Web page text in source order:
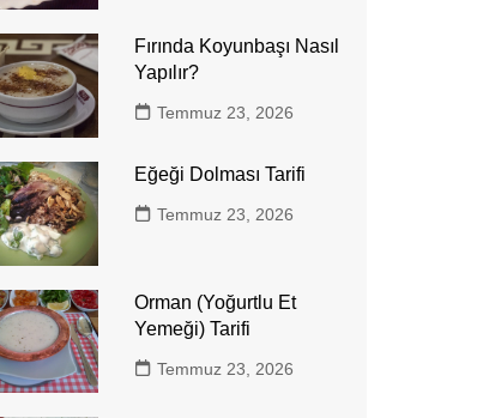
Fırında Koyunbaşı Nasıl
Yapılır?
Temmuz 23, 2026
Eğeği Dolması Tarifi
Temmuz 23, 2026
Orman (Yoğurtlu Et
Yemeği) Tarifi
Temmuz 23, 2026